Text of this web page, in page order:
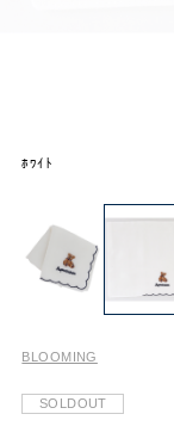
ﾎﾜｲﾄ
BLOOMING
SOLDOUT